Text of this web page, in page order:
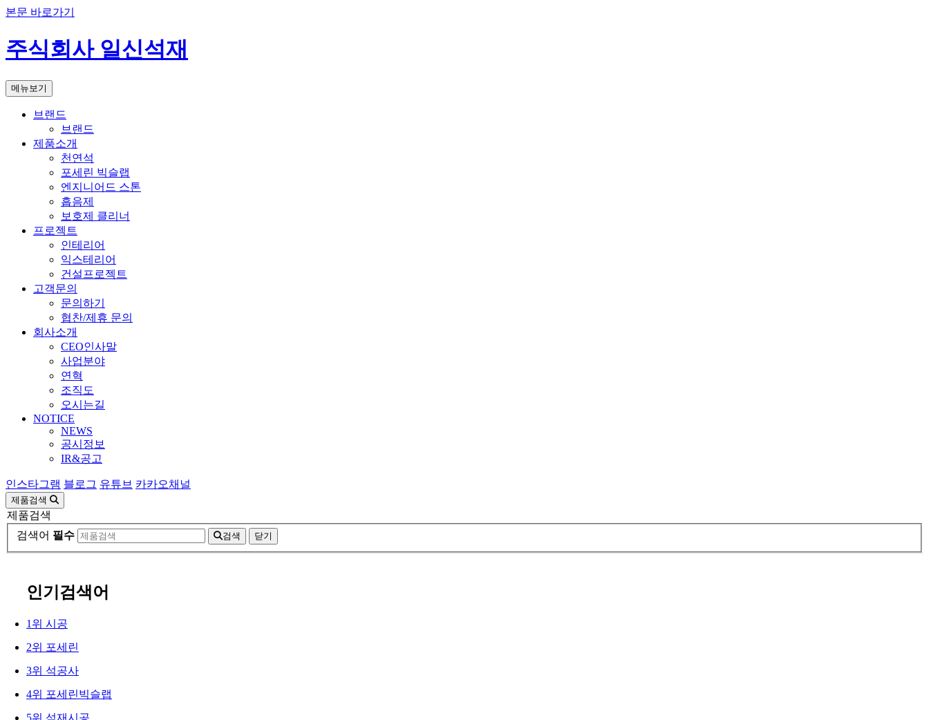
본문 바로가기
주식회사 일신석재
메뉴보기
브랜드
브랜드
제품소개
천연석
포세린 빅슬랩
엔지니어드 스톤
흡음제
보호제 클리너
프로젝트
인테리어
익스테리어
건설프로젝트
고객문의
문의하기
협찬/제휴 문의
회사소개
CEO인사말
사업분야
연혁
조직도
오시는길
NOTICE
NEWS
공시정보
IR&공고
인스타그램 블로그 유튜브 카카오채널
제품검색
제품검색
검색어 필수 검색 닫기
인기검색어
1 위 시공
2위 포세린
3위 석공사
4위 포세린빅슬랩